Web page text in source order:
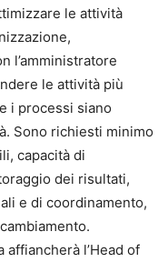
le attività
l’amministratore
le attività più
i processi siano
Sono richiesti minimo
capacità di
dei risultati,
e di coordinamento,
affiancherà l’Head of